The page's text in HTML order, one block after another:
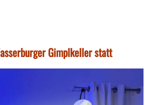
Gimplkeller statt